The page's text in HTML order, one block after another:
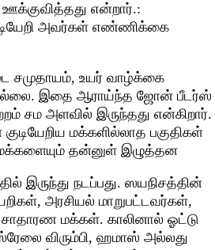
ஊக்குவித்தது என்றார்.:
அவர்கள் எண்ணிக்கை
சமுதாயம், உயர் வாழ்க்கை
இதை ஆராய்ந்த ஜோன் பீடர்ஸ்
சம அளவில் இருந்தது என்கிறார்.
மக்களில்லாத பகுதிகள்
மக்களையும் தன்னுள் இழுத்தன
இருந்து நடப்பது. ஸயநிசத்தின்
அரசியல் மாறுபட்டவர்கள்,
சாதாரண மக்கள். காலினால் ஓட்டு
விரும்பி, ஹமாஸ் அல்லது